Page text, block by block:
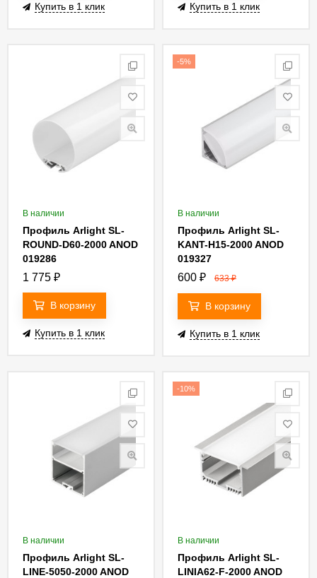
Купить в 1 клик Купить в 1 клик
В наличии
Профиль Arlight SL-
ROUND-D60-2000 ANOD
019286
1 775 ₽
В корзину
Купить в 1 клик
-5%
В наличии
Профиль Arlight SL-
KANT-H15-2000 ANOD
019327
600 ₽ 633₽
В корзину
Купить в 1 клик
В наличии
Профиль Arlight SL-
LINE-5050-2000 ANOD
-10%
В наличии
Профиль Arlight SL-
LINIA62-F-2000 ANOD